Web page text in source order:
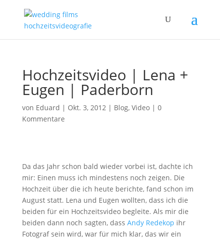
Hochzeitsvideo | Lena +
Eugen | Paderborn
von Eduard | Okt. 3, 2012| Blog, Video| 0
Kommentare
Da das Jahr schon bald wieder vorbei ist, dachte ich
mir: Einen muss ich mindestens noch zeigen. Die
Hochzeit über die ich heute berichte, fand schon im
August statt. Lena und Eugen wollten, dass ich die
beiden für ein Hochzeitsvideo begleite. Als mir die
beiden dann noch sagten, dass Andy Redekop ihr
Fotograf sein wird, war für mich klar, das wir ein